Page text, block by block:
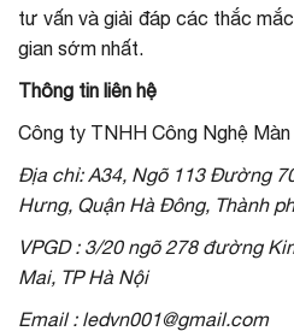
tư vấn và giải đáp các thắc
gian sớm nhất.
Thông tin liên hệ
Công ty TNHH Công Nghệ
Địa chỉ: A34, Ngõ 113 Đường
Hưng, Quận Hà Đông, Thành
VPGD : 3/20 ngõ 278 đường
Mai, TP Hà Nội
Email : ledvn001@gmail.com